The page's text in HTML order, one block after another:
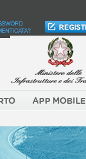
APP MOBILE